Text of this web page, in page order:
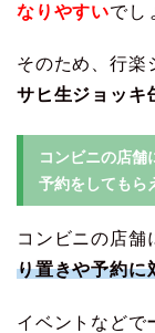
なりやすいでし
そのため、行楽
サヒ生ジョッキ
コンビニの店舗
予約をしてもら
コンビニの店舗
り置きや予約に
イベントなどで